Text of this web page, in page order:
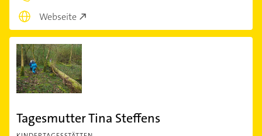
Webseite
Tagesmutter Tina Steffens